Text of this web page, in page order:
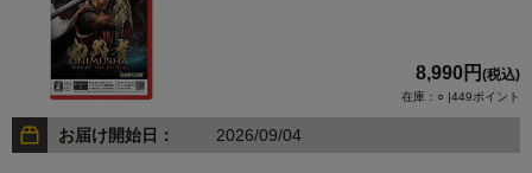
8,990円 (税込)
在庫：○ |449ポイント
お届け開始日： 2026/09/04